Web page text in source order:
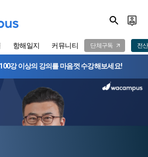
항해일지 커뮤니티 단체구독 전
강 이상의 강의를 마음껏 수강해보세요!